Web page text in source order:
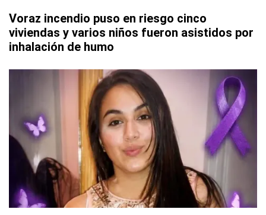
Voraz incendio puso en riesgo cinco
viviendas y varios niños fueron asistidos por
inhalación de humo